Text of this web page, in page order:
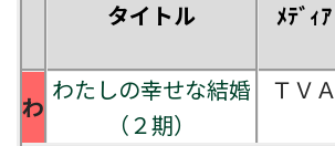
タイトル ﾒﾃﾞｨｱ
わ
わたしの幸せな結婚
（２期）
ＴＶＡ